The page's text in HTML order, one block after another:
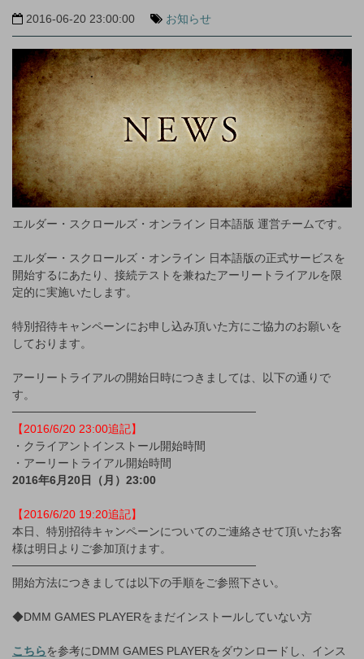
2016-06-20 23:00:00 お知らせ
エルダー・スクロールズ・オンライン 日本語版 運営チームです。
エルダー・スクロールズ・オンライン 日本語版の正式サービスを
開始するにあたり、接続テストを兼ねたアーリートライアルを限
定的に実施いたします。
特別招待キャンペーンにお申し込み頂いた方にご協力のお願いを
しております。
アーリートライアルの開始日時につきましては、以下の通りで
す。
──────────────────────────────
【2016/6/20 23:00追記】
・クライアントインストール開始時間
・アーリートライアル開始時間
2016年6月20日（月）23:00
【2016/6/20 19:20追記】
本日、特別招待キャンペーンについてのご連絡させて頂いたお客
様は明日よりご参加頂けます。
──────────────────────────────
開始方法につきましては以下の手順をご参照下さい。
◆DMM GAMES PLAYERをまだインストールしていない方
こちらを参考にDMM GAMES PLAYERをダウンロードし、インス